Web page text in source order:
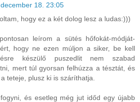
18. 23:05
hogy ez a két dolog lesz a ludas:)))
leírom a sütés hőfokát-módját-
hogy ne ezen múljon a siker, be kell
készülő puszedlit nem szabad
mert túl gyorsan felhúzza a tésztát, és
teteje, plusz ki is száríthatja.
és esetleg még jut időd egy újabb